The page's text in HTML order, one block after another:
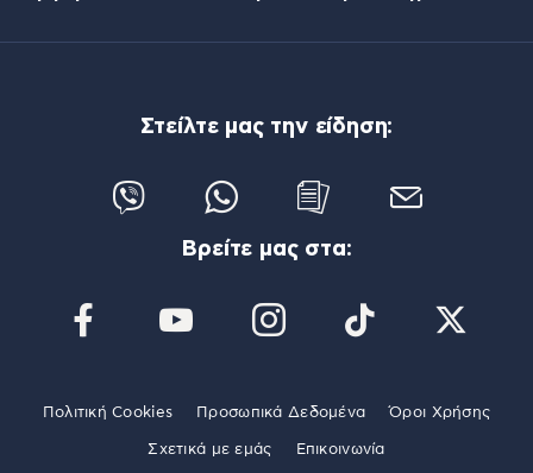
Στείλτε μας την είδηση:
Βρείτε μας στα:
Πολιτική Cookies Προσωπικά Δεδομένα Όροι Χρήσης
Σχετικά με εμάς Επικοινωνία